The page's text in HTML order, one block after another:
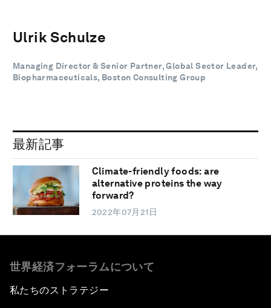
Ulrik Schulze
Managing Director & Senior Partner, Global Sector Leader,
Biopharmaceuticals, Boston Consulting Group
最新記事
Climate-friendly foods: are
alternative proteins the way
forward?
2022年07月21日
世界経済フォーラムについて
私たちのストラテジー